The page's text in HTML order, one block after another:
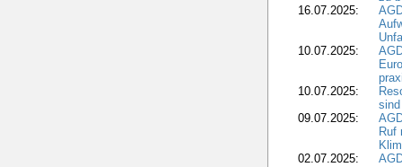
16.07.2025:
10.07.2025:
10.07.2025:
09.07.2025:
Ruf
02.07.2025: